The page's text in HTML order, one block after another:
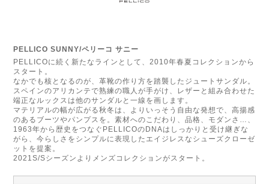
PELLICO SUNNY/ペリーコ サニー
PELLICOに続く新たなラインとして、2010年春夏コレクションから
スタート。
なかでも核となるのが、革靴の作り方を踏襲したジュートサンダル。
スペインのアリカンテで熟練の職人が手がけ、レザーと組み合わせた
端正なルックスは他のサンダルと一線を画します。
マテリアルの幅が広がる秋冬は、よりいっそう自由な発想で、高揚感
のあるブーツやパンプスを。素材へのこだわり、品格、モダンさ…、
1963年から歴史をつなぐPELLICOのDNAはしっかりと受け継ぎな
がら、今らしさをシンプルに表現したエイジレスなシューズクローゼ
ットを提案。
2021S/Sシーズンよりメンズコレクションがスタート。